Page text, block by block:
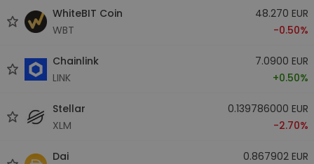
WhiteBIT Coin
WBT
48.270 EUR
-0.50%
Chainlink
LINK
7.0900 EUR
+0.50%
Stellar
XLM
0.139786000 EUR
-2.70%
Dai
0.867902 EUR